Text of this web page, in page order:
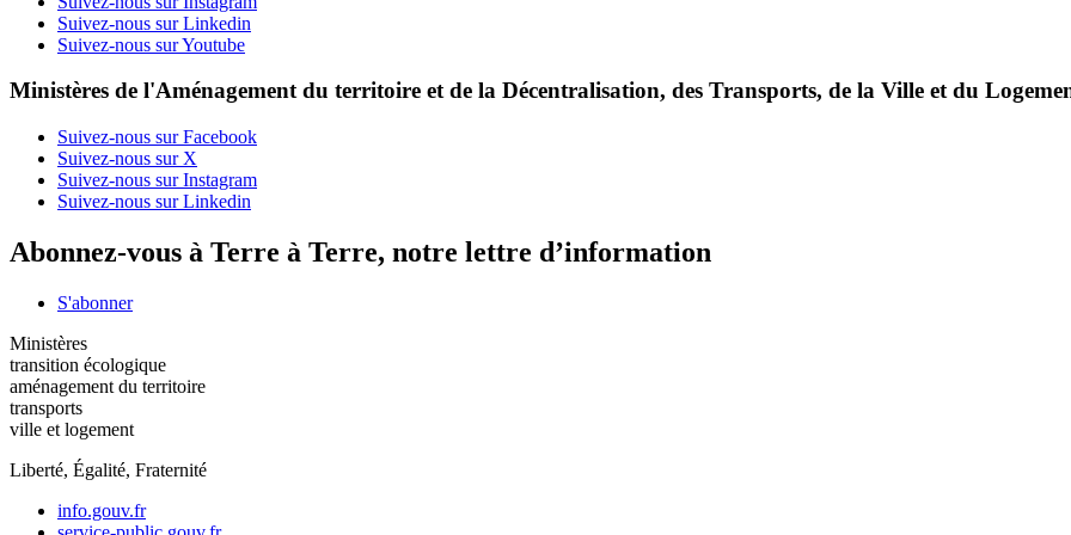
Suivez-nous sur Linkedin
Suivez-nous sur Youtube
Ministères de l'Aménagement du territoire et de la Décentralisation, des Transports, de la Ville et du
Suivez-nous sur Facebook
Suivez-nous sur X
Suivez-nous sur Instagram
Suivez-nous sur Linkedin
Abonnez-vous à Terre à Terre, notre lettre d’information
S'abonner
Ministères
transition écologique
aménagement du territoire
transports
ville et logement
Liberté, Égalité, Fraternité
info.gouv.fr